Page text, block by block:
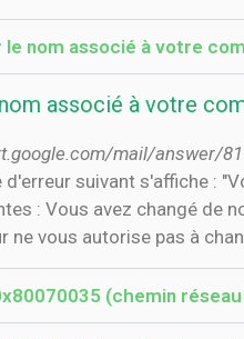
le nom associé à votre
associé à votre
mail/answer/
d'erreur suivant s'affiche :
: Vous avez changé de
ne vous autorise pas à
(chemin